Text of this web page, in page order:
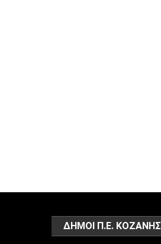
ΔΗΜΟΙ Π.Ε. ΚΟΖΑΝΗΣ